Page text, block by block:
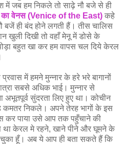
में जब हम निकले तो साढ़े नौ बजे से ही
का वेनस (Venice of the East) कहे
ही बंद होने लगती हैं। तीस चालिस
खुली दिखी तो वहाँ मेनू में डोसे के
बहुत खा कर हम वापस चल दिये केरल
में हमने मुन्नार के हरे भरे बागानों
सबसे अधिक भाई। मुन्नार से
अभूतपूर्व सुंदरता लिए हुए था। कोचीन
कमतर निकले। अपने तेरह भागों के इस
कर पाया उसे आप तक पहुँचाने की
था केरल मे रहने, खाने पीने और घूमने के
चुका हूँ। अब ये आप ही बता सकते हैं कि